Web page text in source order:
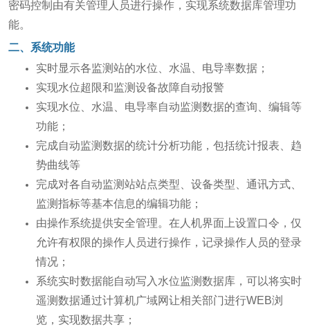
密码控制由有关管理人员进行操作，实现系统数据库管理功
能。
二、 系统功能
实时显示各监测站的水位、水温、电导率数据；
实现水位超限和监测设备故障自动报警
实现水位、水温、电导率自动监测数据的查询、编辑等
功能；
完成自动监测数据的统计分析功能，包括统计报表、趋
势曲线等
完成对各自动监测站站点类型、设备类型、通讯方式、
监测指标等基本信息的编辑功能；
由操作系统提供安全管理。在人机界面上设置口令，仅
允许有权限的操作人员进行操作，记录操作人员的登录
情况；
系统实时数据能自动写入水位监测数据库，可以将实时
遥测数据通过计算机广域网让相关部门进行WEB浏
览，实现数据共享；